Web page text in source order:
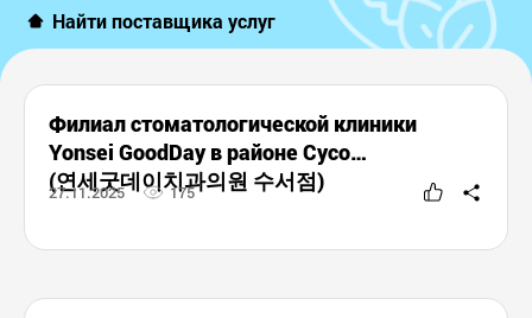
Найти поставщика услуг
Филиал стоматологической клиники
Yonsei GoodDay в районе Сусо
(연세굿데이치과의원 수서점)
27.11.2025 175